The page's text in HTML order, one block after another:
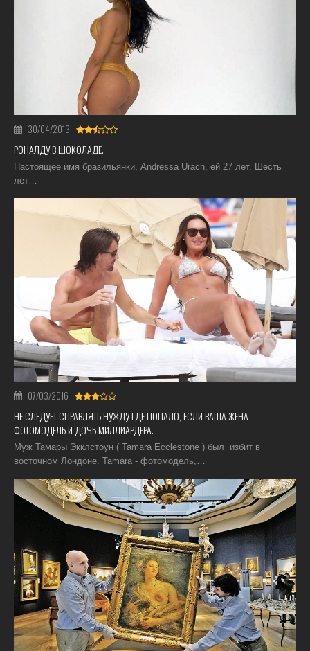
30/04/2013
РОНАЛДУ В ШОКОЛАДЕ.
Настоящее имя бразильянки, Andressa Urach, ей 27 лет. Шесть
лет…
07/03/2016
НЕ СЛЕДУЕТ СПРАВЛЯТЬ НУЖДУ ГДЕ ПОПАЛО, ЕСЛИ ВАША ЖЕНА
ФОТОМОДЕЛЬ И ДОЧЬ МИЛЛИАРДЕРА.
Муж Тамары Экклстоун ( Tamara Ecclestone ) был избит в
восточном Лондоне. Tamara - фотомодель,…